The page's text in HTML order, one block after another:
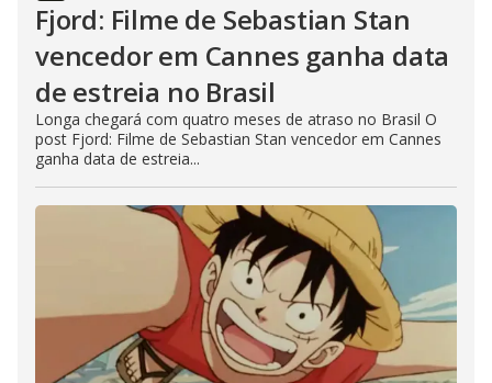
Fjord: Filme de Sebastian Stan
vencedor em Cannes ganha data
de estreia no Brasil
Longa chegará com quatro meses de atraso no Brasil O
post Fjord: Filme de Sebastian Stan vencedor em Cannes
ganha data de estreia...